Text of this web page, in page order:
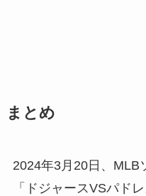
まとめ
2024年3月20日、MLB
「ドジャースVSパド